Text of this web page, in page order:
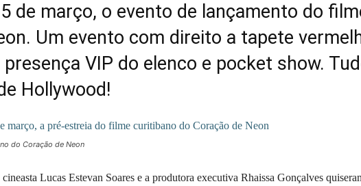
de março, o evento de lançamento do
Um evento com direito a tapete
VIP do elenco e pocket show.
Hollywood!
do Coração de Neon
cineasta Lucas Estevan Soares e a produtora executiva Rhaissa Gonçalves